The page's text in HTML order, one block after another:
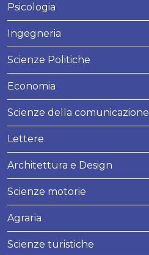
Psicologia
Ingegneria
Scienze Politiche
Economia
Scienze della comunicazione
Lettere
Architettura e Design
Scienze motorie
Agraria
Scienze turistiche